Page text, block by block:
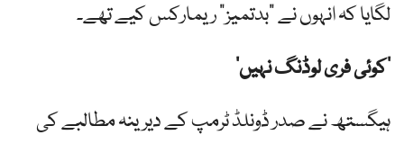
لگایا کہ انہوں نے "بدتمیز” ریمارکس کیے تھے۔
‘کوئی فری لوڈنگ نہیں’
ہیگستھ نے صدر ڈونلڈ ٹرمپ کے دیرینہ مطالبے کی